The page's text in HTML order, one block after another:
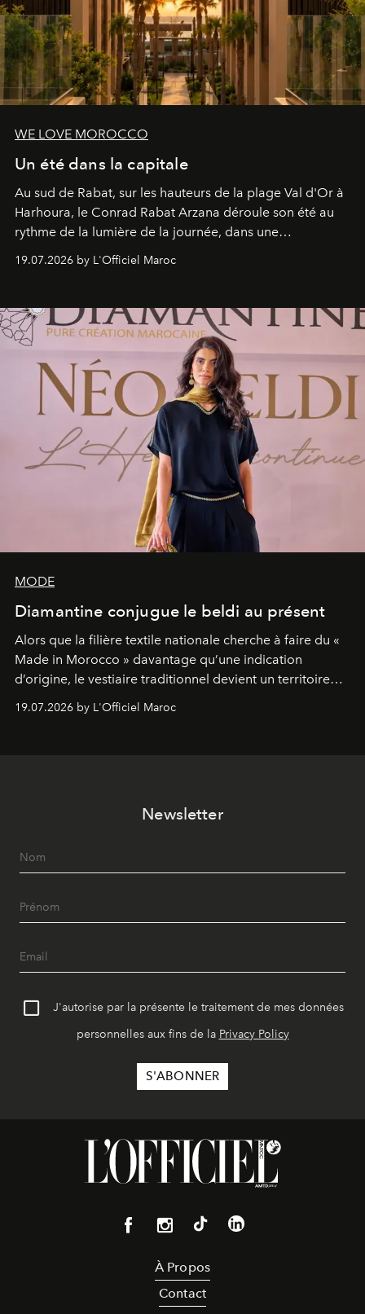
WE LOVE MOROCCO
Un été dans la capitale
Au sud de Rabat, sur les hauteurs de la plage Val d'Or à
Harhoura, le Conrad Rabat Arzana déroule son été au
rythme de la lumière de la journée, dans une
rendez-vous avec l’océan.
19.07.2026 by L'Officiel Maroc
MODE
Diamantine conjugue le beldi au présent
Alors que la filière textile nationale cherche à faire du «
Made in Morocco » davantage qu’une indication
d’origine, le vestiaire traditionnel devient un territoire
révise les proportions et les usages pour l’inscrire dans
19.07.2026 by L'Officiel Maroc
Newsletter
J'autorise par la présente le traitement de mes données
personnelles aux fins de la Privacy Policy
À Propos
Contact